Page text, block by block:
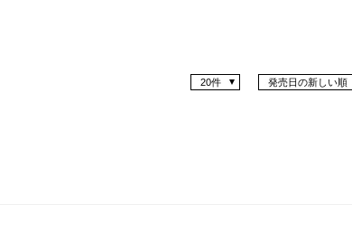
発売日の新しい順
20件